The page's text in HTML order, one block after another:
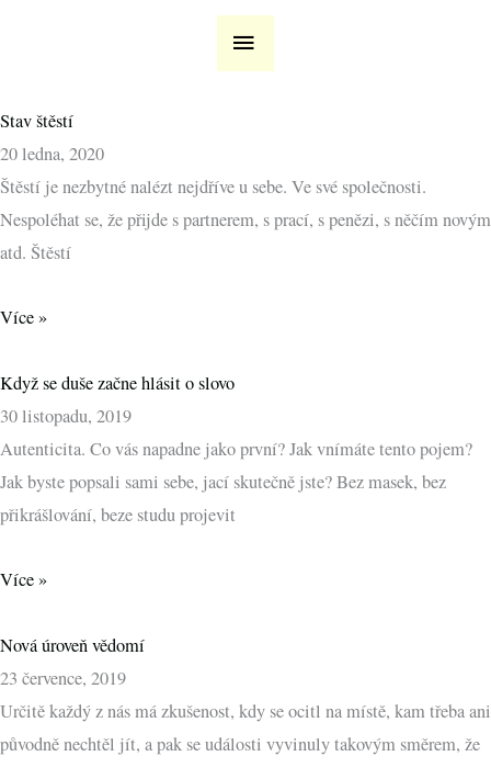
HLAVNÍ
MENU
Stav štěstí
20 ledna, 2020
Štěstí je nezbytné nalézt nejdříve u sebe. Ve své společnosti.
Nespoléhat se, že přijde s partnerem, s prací, s penězi, s něčím novým
atd. Štěstí
Více »
Když se duše začne hlásit o slovo
30 listopadu, 2019
Autenticita. Co vás napadne jako první? Jak vnímáte tento pojem?
Jak byste popsali sami sebe, jací skutečně jste? Bez masek, bez
přikrášlování, beze studu projevit
Více »
Nová úroveň vědomí
23 července, 2019
Určitě každý z nás má zkušenost, kdy se ocitl na místě, kam třeba ani
původně nechtěl jít, a pak se události vyvinuly takovým směrem, že